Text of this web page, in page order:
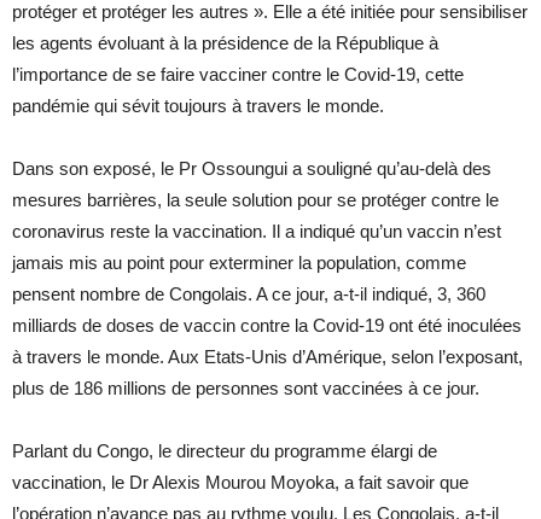
protéger et protéger les autres ». Elle a été initiée pour sensibiliser
les agents évoluant à la présidence de la République à
l’importance de se faire vacciner contre le Covid-19, cette
pandémie qui sévit toujours à travers le monde.
Dans son exposé, le Pr Ossoungui a souligné qu’au-delà des
mesures barrières, la seule solution pour se protéger contre le
coronavirus reste la vaccination. Il a indiqué qu’un vaccin n’est
jamais mis au point pour exterminer la population, comme
pensent nombre de Congolais. A ce jour, a-t-il indiqué, 3, 360
milliards de doses de vaccin contre la Covid-19 ont été inoculées
à travers le monde. Aux Etats-Unis d’Amérique, selon l’exposant,
plus de 186 millions de personnes sont vaccinées à ce jour.
Parlant du Congo, le directeur du programme élargi de
vaccination, le Dr Alexis Mourou Moyoka, a fait savoir que
l’opération n’avance pas au rythme voulu. Les Congolais, a-t-il